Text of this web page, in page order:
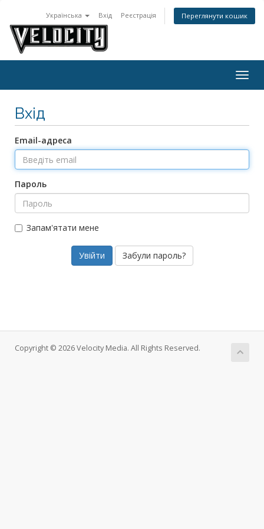
Українська Вхід Реєстрація Переглянути кошик
Вхід
Email-адреса
Пароль
Запам'ятати мене
Забули пароль?
Copyright © 2026 Velocity Media. All Rights Reserved.